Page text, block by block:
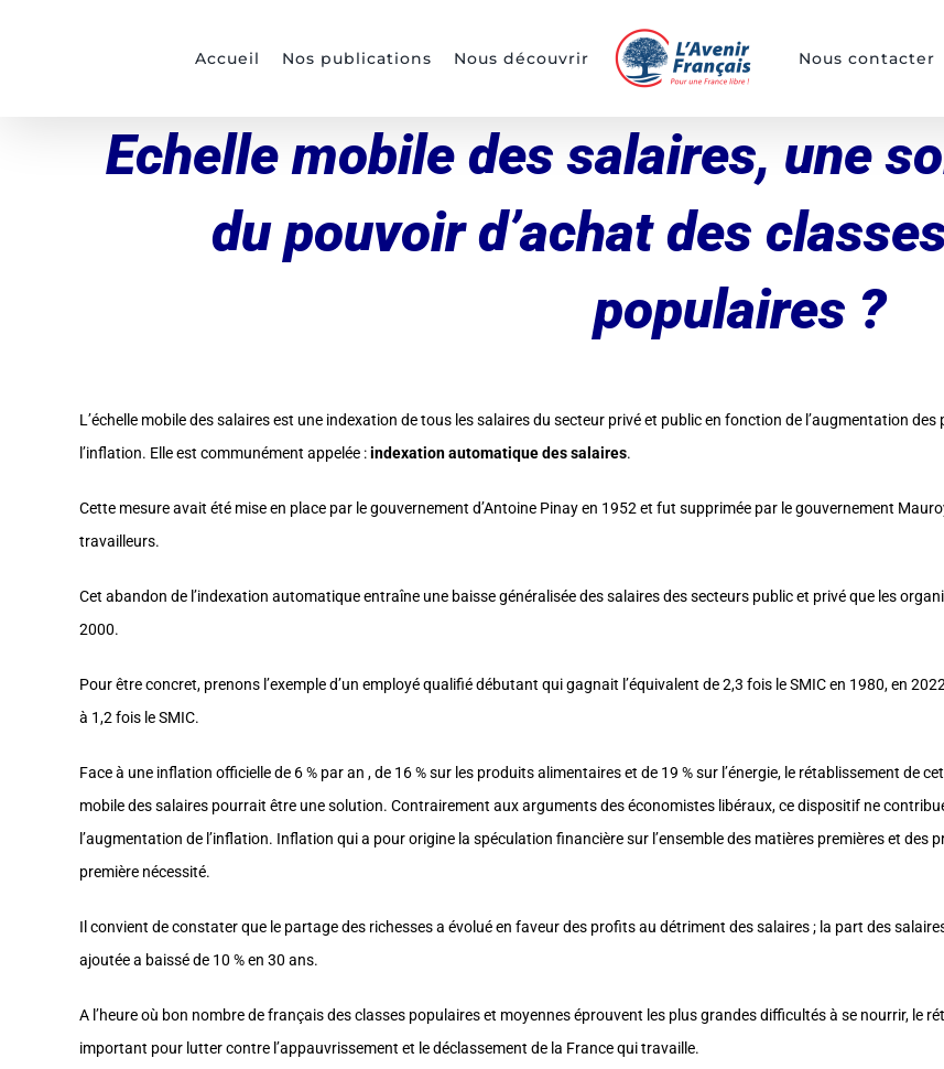
Accueil Nos publications Nous découvrir Nous contacter
Echelle mobile des salaires, une
du pouvoir d’achat des
populaires ?
L’échelle mobile des salaires est une indexation de tous les salaires du secteur privé et public en fonction de l’augmentation
l’inflation. Elle est communément appelée :indexation automatique des salaires.
Cette mesure avait été mise en place par le gouvernement d’Antoine Pinay en 1952 et fut supprimée par le gouvernement
travailleurs.
Cet abandon de l’indexation automatique entraîne une baisse généralisée des salaires des secteurs public et privé que les
2000.
Pour être concret, prenons l’exemple d’un employé qualifié débutant qui gagnait l’équivalent de 2,3 fois le SMIC en 1980, en
à 1,2 fois le SMIC.
Face à une inflation officielle de 6 % par an , de 16 % sur les produits alimentaires et de 19 % sur l’énergie, le rétablissement de
mobile des salaires pourrait être une solution. Contrairement aux arguments des économistes libéraux, ce dispositif ne
l’augmentation de l’inflation. Inflation qui a pour origine la spéculation financière sur l’ensemble des matières premières et des
première nécessité.
Il convient de constater que le partage des richesses a évolué en faveur des profits au détriment des salaires ; la part des
ajoutée a baissé de 10 % en 30 ans.
A l’heure où bon nombre de français des classes populaires et moyennes éprouvent les plus grandes difficultés à se nourrir, le
important pour lutter contre l’appauvrissement et le déclassement de la France qui travaille.